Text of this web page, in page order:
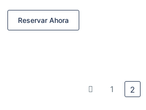
Reservar Ahora
1 2